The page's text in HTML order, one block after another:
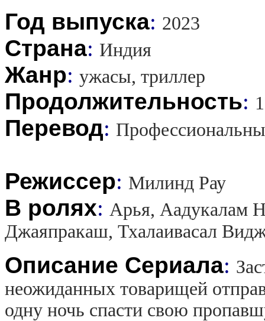
Год выпуска: 2023
Страна: Индия
Жанр: ужасы, триллер
Продолжительность:
Перевод:
Режиссер: Милинд Рау
В ролях: Арья, Аадукалам
Джаяпракаш, Тхалаивасал
Описание Сериала:
неожиданных товарищей
одну ночь спасти свою